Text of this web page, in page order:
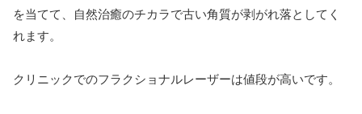
を当てて、自然治癒のチカラで古い角質が剥がれ落としてく
れます。
クリニックでのフラクショナルレーザーは値段が高いです。